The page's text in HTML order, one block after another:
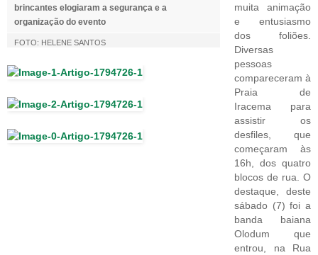
brincantes elogiaram a segurança e a
organização do evento
FOTO: HELENE SANTOS
muita animação
e entusiasmo
dos foliões.
Diversas
pessoas
compareceram à
Praia de
Iracema para
assistir os
desfiles, que
começaram às
16h, dos quatro
blocos de rua. O
destaque, deste
sábado (7) foi a
banda baiana
Olodum que
entrou, na Rua